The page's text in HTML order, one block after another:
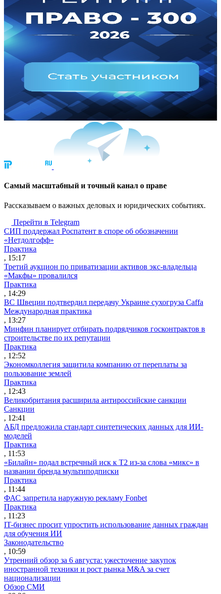
Cамый масштабный и точный канал о праве
Рассказываем о важных деловых и юридических событиях.
Перейти в Telegram
СИП поддержал Роспатент в споре об обозначении
«Нетдолгофф»
Практика
, 15:17
Третий аукцион по приватизации активов экс-владельца
«Макфы» провалился
Практика
, 14:29
ВС Швеции подтвердил передачу Украине сухогруза Caffa
Международная практика
, 13:27
Минфин планирует отбирать подрядчиков госконтрактов в
строительстве по их репутации
Практика
, 12:52
Экономколлегия защитила компанию от переплаты за
пользование землей
Практика
, 12:43
Великобритания расширила антироссийские санкции
Санкции
, 12:41
АБД предложила стандарт синтетических данных для ИИ-
моделей
Практика
, 11:53
«Билайн» подал встречный иск к Т2 из-за слова «микс» в
названии бренда мультиподписки
Практика
, 11:44
ФАС запретила наружную рекламу Fonbet
Практика
, 11:23
IT-бизнес просит упростить использование данных граждан
для обучения ИИ
Законодательство
, 10:59
Утренний обзор за 6 августа: ужесточение закупок
иностранной техники и рост рынка M&A за счет
национализации
Обзор СМИ